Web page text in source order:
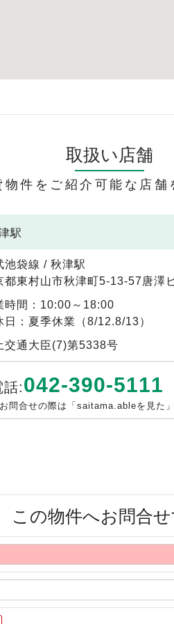
取扱い店舗
物件をご紹介可能な店舗
駅
池袋線 / 秋津駅
都東村山市秋津町5-13-57唐澤
時間：10:00～18:00
日：夏季休業（8/12.8/13）
交通大臣(7)第5338号
話:042-390-5111
問合せの際は「saitama.ableを見た
この物件へお問合せ